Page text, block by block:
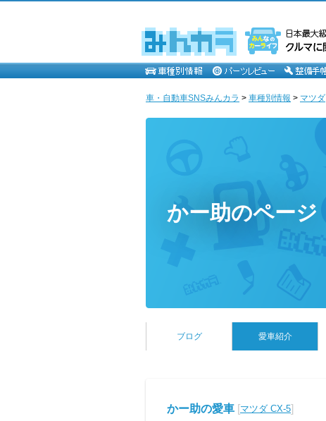
車・自動車SNSみんカラ > 車種別情報 > マツダ
かー助のページ
ブログ 愛車紹介
かー助の愛車 [マツダ CX-5]